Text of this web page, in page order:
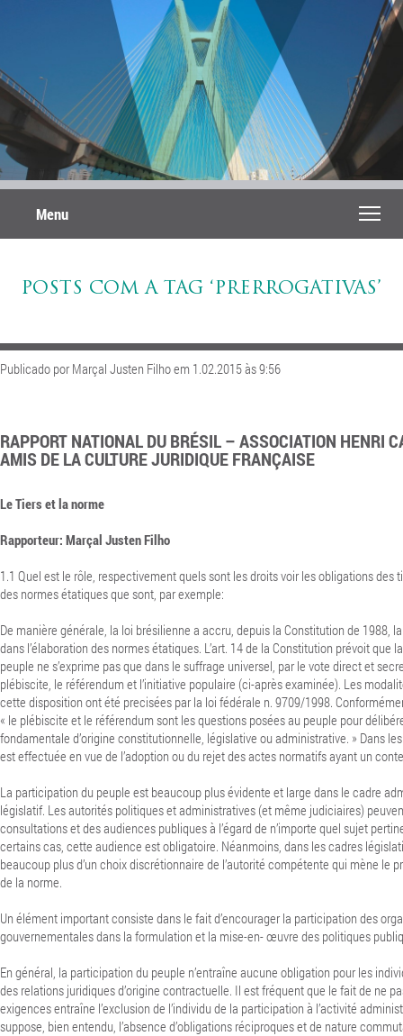
Menu
POSTS COM A TAG ‘PRERROGATIVAS’
Publicado por Marçal Justen Filho em 1.02.2015 às 9:56
RAPPORT NATIONAL DU BRÉSIL – ASSOCIATION HENRI
AMIS DE LA CULTURE JURIDIQUE FRANÇAISE
Le Tiers et la norme
Rapporteur: Marçal Justen Filho
1.1 Quel est le rôle, respectivement quels sont les droits voir les obligations des
des normes étatiques que sont, par exemple:
De manière générale, la loi brésilienne a accru, depuis la Constitution de 1988,
dans l’élaboration des normes étatiques. L’art. 14 de la Constitution prévoit que
peuple ne s’exprime pas que dans le suffrage universel, par le vote direct et
plébiscite, le référendum et l’initiative populaire (ci-après examinée). Les
cette disposition ont été precisées par la loi fédérale n. 9709/1998.
« le plébiscite et le référendum sont les questions posées au peuple pour
fondamentale d’origine constitutionnelle, législative ou administrative. » Dans
est effectuée en vue de l’adoption ou du rejet des actes normatifs ayant un
La participation du peuple est beaucoup plus évidente et large dans le cadre
législatif. Les autorités politiques et administratives (et même judiciaires)
consultations et des audiences publiques à l’égard de n’importe quel sujet
certains cas, cette audience est obligatoire. Néanmoins, dans les cadres
beaucoup plus d’un choix discrétionnaire de l’autorité compétente qui mène le
de la norme.
Un élément important consiste dans le fait d’encourager la participation des
gouvernementales dans la formulation et la mise-en- œuvre des politiques
En général, la participation du peuple n’entraîne aucune obligation pour les
des relations juridiques d’origine contractuelle. Il est fréquent que le fait de ne
exigences entraîne l’exclusion de l’individu de la participation à l’activité
suppose, bien entendu, l’absence d’obligations réciproques et de nature